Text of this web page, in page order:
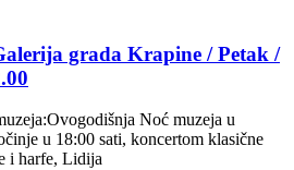
grada Krapine / Petak /
Noć muzeja u
u 18:00 sati, koncertom klasične
i harfe, Lidija